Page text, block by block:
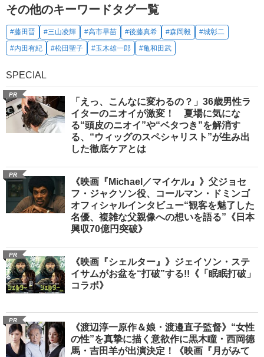
その他のキーワードタグ一覧
#藤田晋 #三山凌輝 #高市早苗 #後藤真希 #森岡毅
#城彰二
#内田有紀
#松田聖子 #玉木雄一郎 #亀和田武
SPECIAL
PR
「えっ、こんなに変わるの？」36歳男性ラ
イターのニオイが激変！ 夏場に気にな
る“頭皮のニオイ”や“ベタつき”を解消す
る、“ウィッグのスペシャリスト”が生み出
した徹底ケアとは
PR
《映画『Michael／マイケル』》父ジョセ
フ・ジャクソン役、コールマン・ドミンゴ
オフィシャルインタビュー“観客を魅了した
名優、複雑な父親像への想いを語る”《日本
興収70億円突破》
PR
《映画『シェルター』》ジェイソン・ステ
イサムがお盆を“打破”する!!《「眠眠打破」
コラボ》
PR
《渡辺淳一原作＆娘・渡邉直子監督》“女性
の性”を真摯に描く意欲作に黒木瞳・西岡德
馬・吉田羊が出演決定！《映画『月がみて